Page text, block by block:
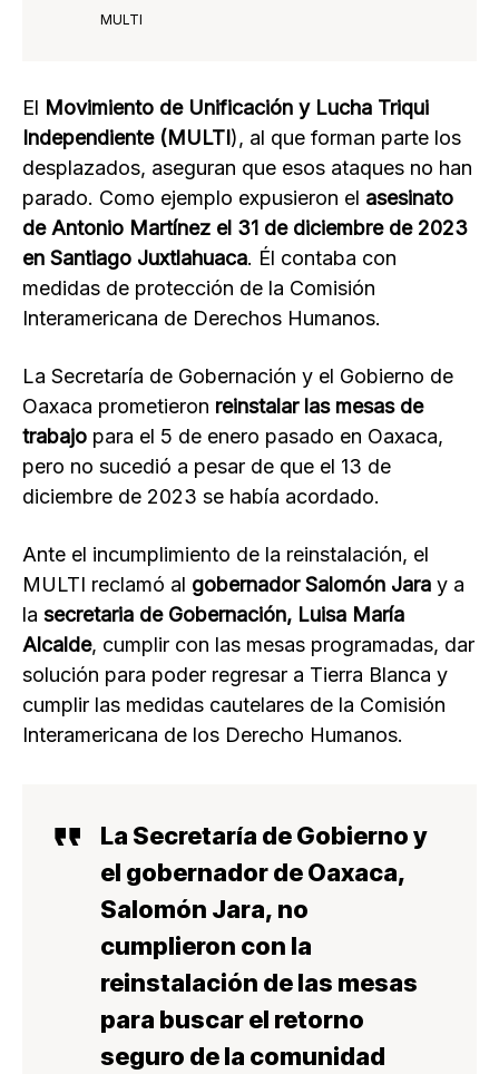
MULTI
El Movimiento de Unificación y Lucha Triqui
Independiente (MULTI), al que forman parte los
desplazados, aseguran que esos ataques no han
parado. Como ejemplo expusieron el asesinato
de Antonio Martínez el 31 de diciembre de 2023
en Santiago Juxtlahuaca. Él contaba con
medidas de protección de la Comisión
Interamericana de Derechos Humanos.
La Secretaría de Gobernación y el Gobierno de
Oaxaca prometieron reinstalar las mesas de
trabajo para el 5 de enero pasado en Oaxaca,
pero no sucedió a pesar de que el 13 de
diciembre de 2023 se había acordado.
Ante el incumplimiento de la reinstalación, el
MULTI reclamó al gobernador Salomón Jara y a
la secretaria de Gobernación, Luisa María
Alcalde, cumplir con las mesas programadas, dar
solución para poder regresar a Tierra Blanca y
cumplir las medidas cautelares de la Comisión
Interamericana de los Derecho Humanos.
La Secretaría de Gobierno y
el gobernador de Oaxaca,
Salomón Jara, no
cumplieron con la
reinstalación de las mesas
para buscar el retorno
seguro de la comunidad